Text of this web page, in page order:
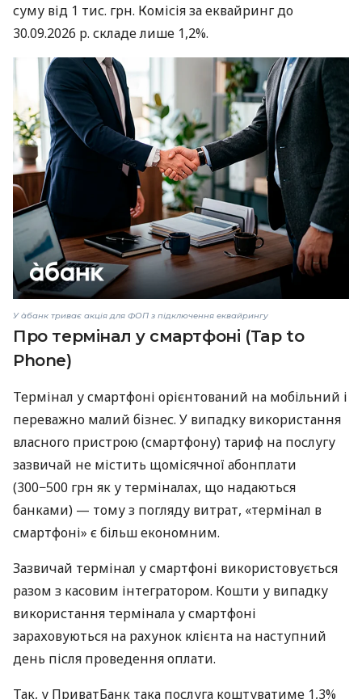
суму від 1 тис. грн. Комісія за еквайринг до
30.09.2026 р. складе лише 1,2%.
У àбанк триває акція для ФОП з підключення еквайрингу
Про термінал у смартфоні (Tap to
Phone)
Термінал у смартфоні орієнтований на мобільний і
переважно малий бізнес. У випадку використання
власного пристрою (смартфону) тариф на послугу
зазвичай не містить щомісячної абонплати
(300−500 грн як у терміналах, що надаються
банками) — тому з погляду витрат, «термінал в
смартфоні» є більш економним.
Зазвичай термінал у смартфоні використовується
разом з касовим інтегратором. Кошти у випадку
використання термінала у смартфоні
зараховуються на рахунок клієнта на наступний
день після проведення оплати.
Так, у ПриватБанк така послуга коштуватиме 1,3%